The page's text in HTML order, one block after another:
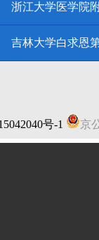
浙江大学医学院
吉林大学白求恩
号-1 京